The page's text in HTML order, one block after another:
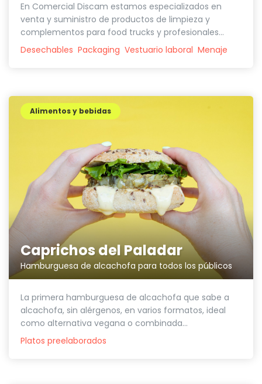
En Comercial Discam estamos especializados en
venta y suministro de productos de limpieza y
complementos para food trucks y profesionales...
Desechables Packaging Vestuario laboral Menaje
Caprichos del Paladar
Hamburguesa de alcachofa para todos los públicos
Alimentos y bebidas
La primera hamburguesa de alcachofa que sabe a
alcachofa, sin alérgenos, en varios formatos, ideal
como alternativa vegana o combinada...
Platos preelaborados